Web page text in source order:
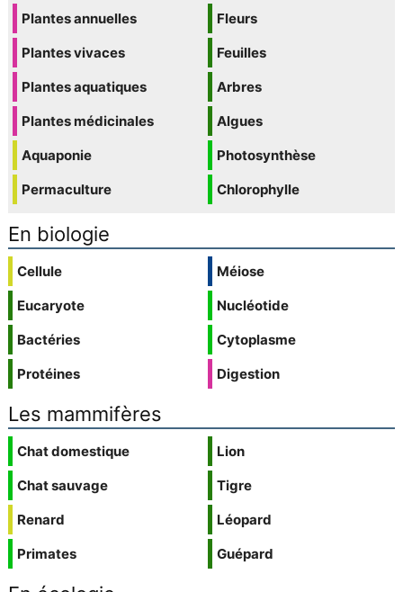
Plantes annuelles
Plantes vivaces
Plantes aquatiques
Plantes médicinales
Aquaponie
Permaculture
Fleurs
Feuilles
Arbres
Algues
Photosynthèse
Chlorophylle
En biologie
Cellule
Eucaryote
Bactéries
Protéines
Méiose
Nucléotide
Cytoplasme
Digestion
Les mammifères
Chat domestique
Chat sauvage
Renard
Primates
Lion
Tigre
Léopard
Guépard